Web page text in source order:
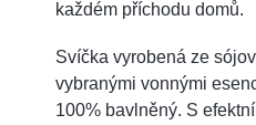
každém příchodu domů.
Svíčka vyrobená ze
vybranými vonnými
100% bavlněný. S